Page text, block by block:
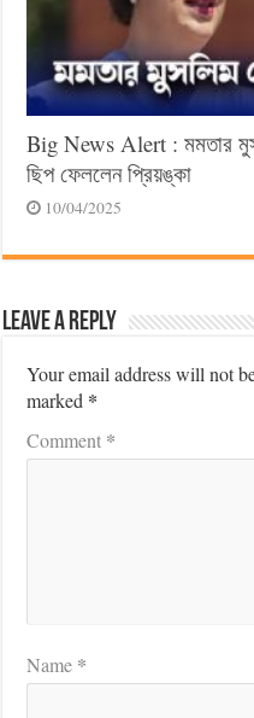
Big News Alert : মমতার
ছিপ ফেললেন প্রিয়ঙ্কা
10/04/2025
Leave a Reply
Your email address will not
marked *
Comment *
Name *